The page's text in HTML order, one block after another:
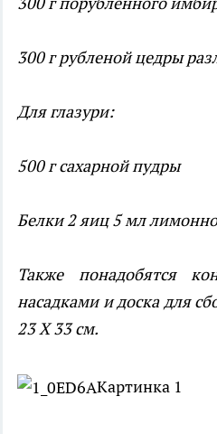
300 г рубленой цедры
Для глазури:
500 г сахарной пудры
Белки 2 яиц 5 мл
Также понадобятся
насадками и доска для
23 X 33 см.
Картинка 1